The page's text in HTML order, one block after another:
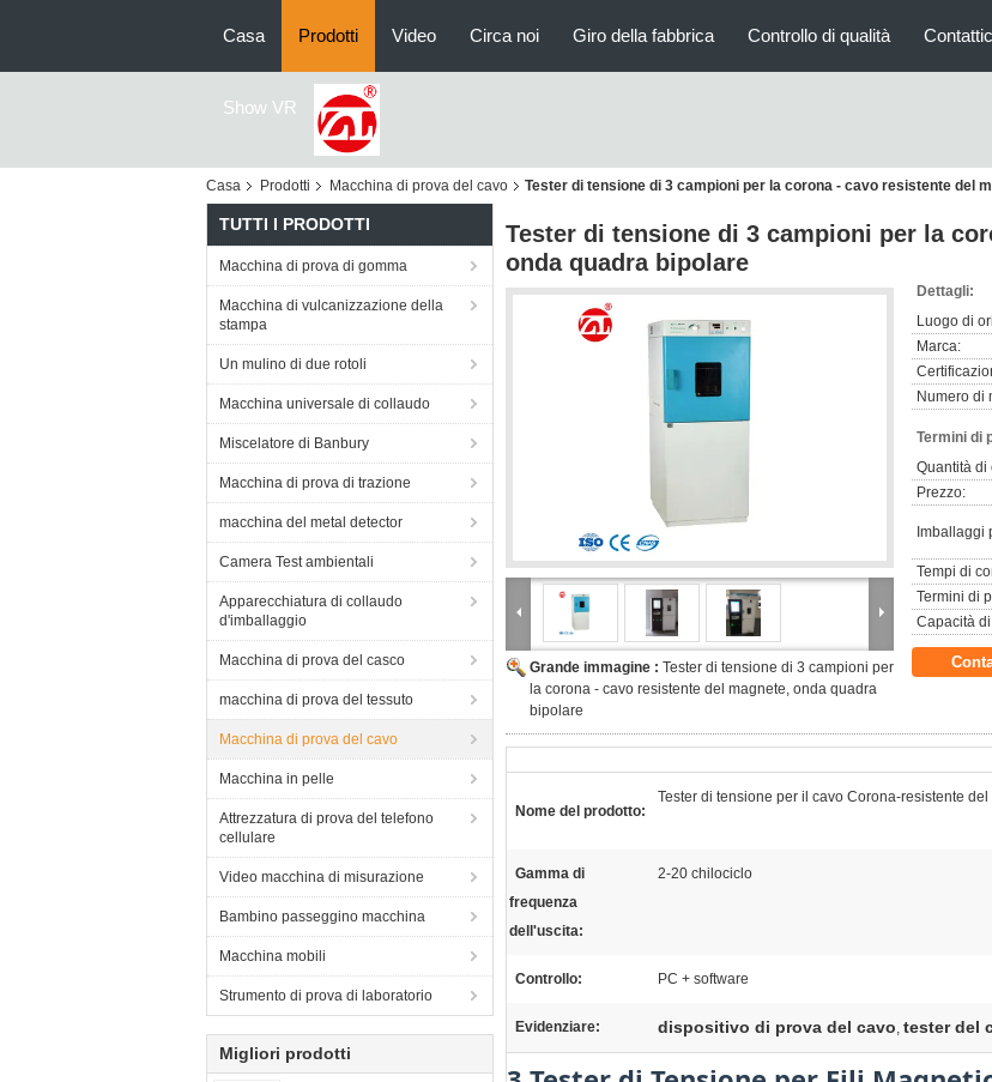
Casa Prodotti Video Circa noi Giro della fabbrica Controllo di qualità
Show VR
Casa Prodotti Macchina di prova del cavo Tester di tensione di 3 campioni per la corona - cavo resistente del
TUTTI I PRODOTTI
Macchina di prova di gomma
Macchina di vulcanizzazione della
stampa
Un mulino di due rotoli
Macchina universale di collaudo
Miscelatore di Banbury
Macchina di prova di trazione
macchina del metal detector
Camera Test ambientali
Apparecchiatura di collaudo
d'imballaggio
Macchina di prova del casco
macchina di prova del tessuto
Macchina di prova del cavo
Macchina in pelle
Attrezzatura di prova del telefono
cellulare
Video macchina di misurazione
Bambino passeggino macchina
Macchina mobili
Strumento di prova di laboratorio
Migliori prodotti
Tester di tensione di 3 campioni per la
onda quadra bipolare
Grande immagine : Tester di tensione di 3 campioni per
la corona - cavo resistente del magnete, onda quadra
bipolare
Dettagli:
Luogo di
Marca:
Numero di
Termini di
Quantità di
Prezzo:
Imballaggi
Tempi di
Termini di
Capacità
Nome del prodotto:
Tester di tensione per il cavo Corona-resistente del
Gamma di
frequenza
dell'uscita:
2-20 chilociclo
Controllo: PC + software
Evidenziare: dispositivo di prova del cavo, tester del